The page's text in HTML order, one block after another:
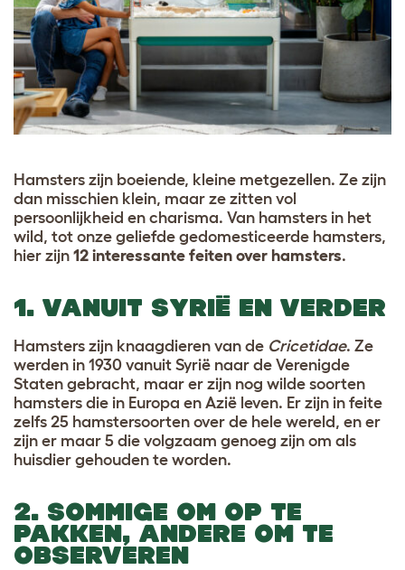
Hamsters zijn boeiende, kleine metgezellen. Ze zijn
dan misschien klein, maar ze zitten vol
persoonlijkheid en charisma. Van hamsters in het
wild, tot onze geliefde gedomesticeerde hamsters,
hier zijn 12 interessante feiten over hamsters.
1. VANUIT SYRIË EN VERDER
Hamsters zijn knaagdieren van de Cricetidae. Ze
werden in 1930 vanuit Syrië naar de Verenigde
Staten gebracht, maar er zijn nog wilde soorten
hamsters die in Europa en Azië leven. Er zijn in feite
zelfs 25 hamstersoorten over de hele wereld, en er
zijn er maar 5 die volgzaam genoeg zijn om als
huisdier gehouden te worden.
2. SOMMIGE OM OP TE
PAKKEN, ANDERE OM TE
OBSERVEREN